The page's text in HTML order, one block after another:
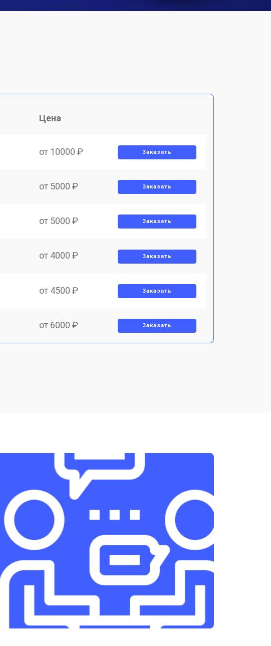
Цена
от 10000 ₽ Заказать
от 5000 ₽ Заказать
от 5000 ₽ Заказать
от 4000 ₽ Заказать
от 4500 ₽ Заказать
от 6000 ₽ Заказать